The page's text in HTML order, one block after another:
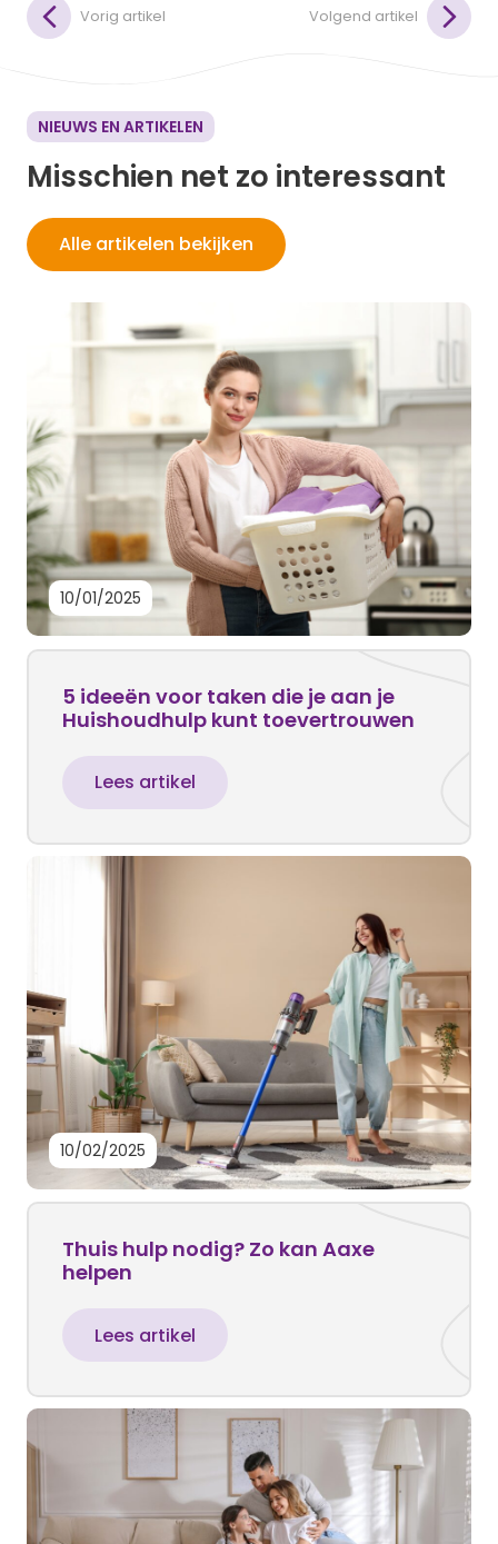
Vorig artikel Volgend artikel
NIEUWS EN ARTIKELEN
Misschien net zo interessant
Alle artikelen bekijken
10/01/2025
5 ideeën voor taken die je aan je
Huishoudhulp kunt toevertrouwen
Lees artikel
10/02/2025
Thuis hulp nodig? Zo kan Aaxe
helpen
Lees artikel